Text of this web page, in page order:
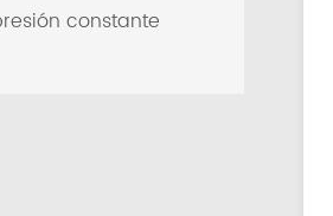
constante